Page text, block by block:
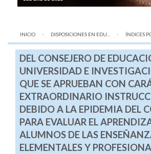
INICIO DISPOSICIONES EN EDU... AQUÍ:
ÍNDICES
DEL CONSEJERO DE
UNIVERSIDAD E
QUE SE APRUEBAN CON
EXTRAORDINARIO
DEBIDO A LA EPIDEMIA DEL
PARA EVALUAR EL
ALUMNOS DE LAS
ELEMENTALES Y